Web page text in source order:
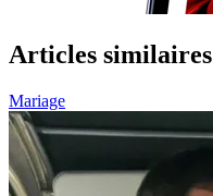
Articles similaires
Mariage